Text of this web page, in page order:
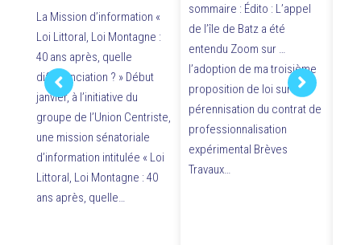
La Mission d’information «
Loi Littoral, Loi Montagne :
40 ans après, quelle
différenciation ? » Début
janvier, à l’initiative du
groupe de l’Union Centriste,
une mission sénatoriale
d’information intitulée « Loi
Littoral, Loi Montagne : 40
ans après, quelle…
sommaire : Édito : L’appel
de l’île de Batz a été
entendu Zoom sur …
l’adoption de ma troisième
proposition de loi sur la
pérennisation du contrat de
professionnalisation
expérimental Brèves
Travaux…